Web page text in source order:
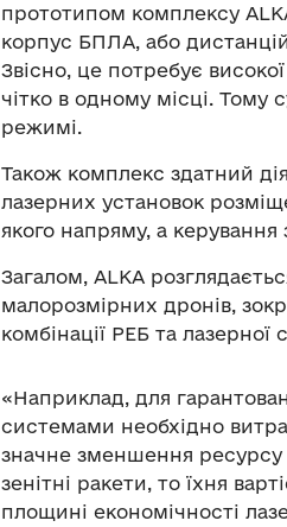
прототипом комплексу
корпус БПЛА, або
Звісно, це потребує
чітко в одному місці. Тому
режимі.
Також комплекс здатний
лазерних установок
якого напряму, а керування
Загалом, ALKA
малорозмірних дронів,
комбінації РЕБ та
«Наприклад, для
системами необхідно
значне зменшення ресурсу
зенітні ракети, то їхня
площині економічності